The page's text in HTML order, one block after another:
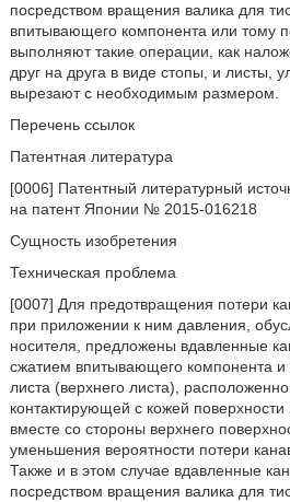
посредством вращения валика для
впитывающего компонента или тому
выполняют такие операции, как
друг на друга в виде стопы, и листы,
вырезают с необходимым размером.
Перечень ссылок
Патентная литература
[0006] Патентный литературный
на патент Японии № 2015-016218
Сущность изобретения
Техническая проблема
[0007] Для предотвращения потери
при приложении к ним давления,
носителя, предложены вдавленные
сжатием впитывающего компонента и
листа (верхнего листа),
контактирующей с кожей
вместе со стороны верхнего
уменьшения вероятности потери
Также и в этом случае вдавленные
посредством вращения валика для